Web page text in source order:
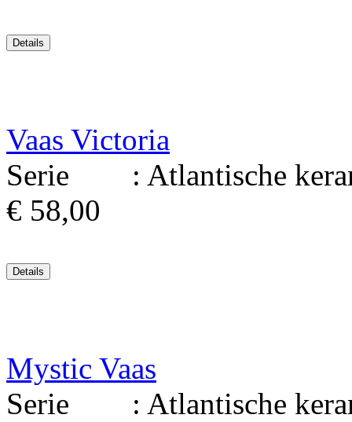
Vaas Victoria
Serie : Atlantische
€ 58,00
Mystic Vaas
Serie : Atlantische